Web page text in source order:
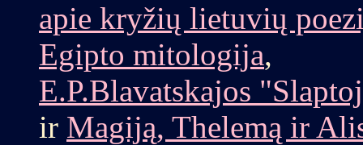
apie kryžių lietuvių
Egipto mitologija,
E.P.Blavatskajos
ir Magiją, Thelemą ir